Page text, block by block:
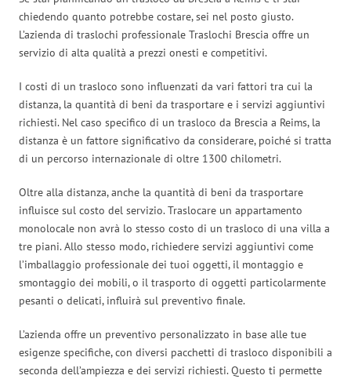
chiedendo quanto potrebbe costare, sei nel posto giusto.
L’azienda di traslochi professionale Traslochi Brescia offre un
servizio di alta qualità a prezzi onesti e competitivi.
I costi di un trasloco sono influenzati da vari fattori tra cui la
distanza, la quantità di beni da trasportare e i servizi aggiuntivi
richiesti. Nel caso specifico di un trasloco da Brescia a Reims, la
distanza è un fattore significativo da considerare, poiché si tratta
di un percorso internazionale di oltre 1300 chilometri.
Oltre alla distanza, anche la quantità di beni da trasportare
influisce sul costo del servizio. Traslocare un appartamento
monolocale non avrà lo stesso costo di un trasloco di una villa a
tre piani. Allo stesso modo, richiedere servizi aggiuntivi come
l’imballaggio professionale dei tuoi oggetti, il montaggio e
smontaggio dei mobili, o il trasporto di oggetti particolarmente
pesanti o delicati, influirà sul preventivo finale.
L’azienda offre un preventivo personalizzato in base alle tue
esigenze specifiche, con diversi pacchetti di trasloco disponibili a
seconda dell’ampiezza e dei servizi richiesti. Questo ti permette